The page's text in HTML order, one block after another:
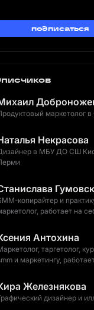
подписаться
маркетолог в
Некрасова
в МБУ ДО СШ
копирайтер и
работает на
Антохина
таргетолог,
и маркетингу,
Железнякова
дизайнер и